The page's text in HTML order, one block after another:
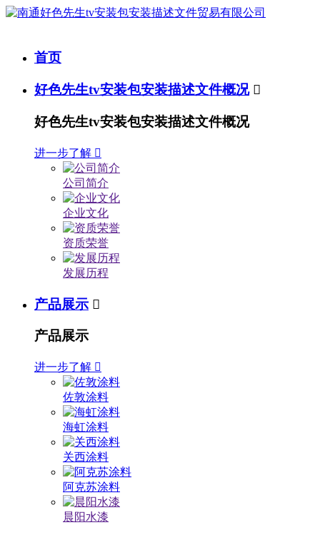
首页
好色先生tv安装包安装描述文件概况 
好色先生tv安装包安装描述文件概况
进一步了解 
公司简介
企业文化
资质荣誉
发展历程
产品展示 
产品展示
进一步了解 
佐敦涂料
海虹涂料
关西涂料
阿克苏涂料
晨阳水漆